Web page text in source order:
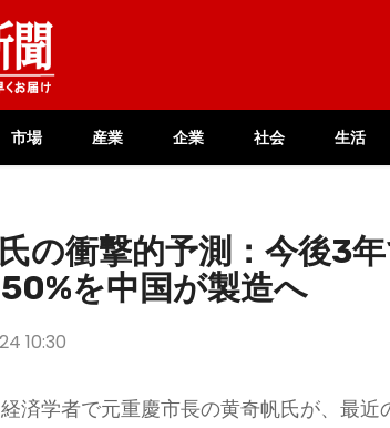
市場 産業 企業 社会 生活
の衝撃的予測：今後3
を中国が製造へ
10:30
済学者で元重慶市長の黄奇帆氏が、最